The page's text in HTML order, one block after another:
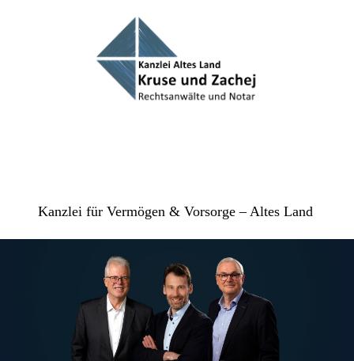
Kanzlei für Vermögen & Vorsorge – Altes Land